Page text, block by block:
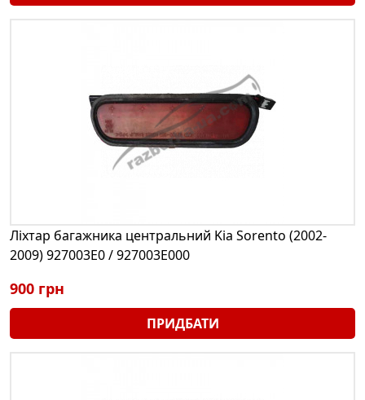
Ліхтар багажника центральний Kia Sorento (2002-
2009) 927003E0 / 927003E000
900 грн
ПРИДБАТИ